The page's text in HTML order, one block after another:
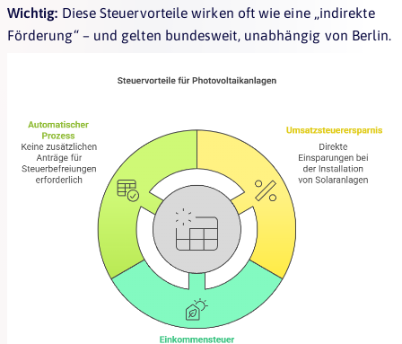
Wichtig: Diese Steuervorteile wirken oft wie eine „indirekte
Förderung“ – und gelten bundesweit, unabhängig von Berlin.